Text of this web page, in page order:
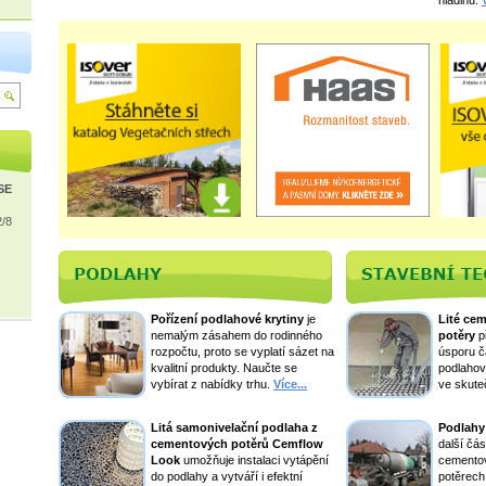
Pořízení podlahové krytiny je
nemalým zásahem do rodinného
rozpočtu, proto se vyplatí sázet na
kvalitní produkty. Naučte se
vybírat z nabídky trhu. Více...
Lité
potěry
úsporu
ve
Litá samonivelační podlaha z
cementových potěrů Cemflow
Look umožňuje instalaci vytápění
do podlahy a vytváří i efektní
další
8